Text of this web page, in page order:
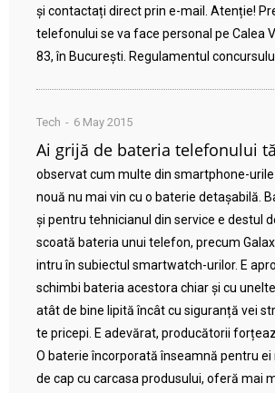
și contactați direct prin e-mail. Atenție!
telefonului se va face personal pe Calea
83, în București. Regulamentul
Tech 6 May 2015
Ai grijă de bateria telefonului
observat cum multe din smartphone-
nouă nu mai vin cu o baterie detașabilă.
și pentru tehnicianul din service e destul
scoată bateria unui telefon, precum
intru în subiectul smartwatch-urilor. E
schimbi bateria acestora chiar și cu
atât de bine lipită încât cu siguranță vei
te pricepi. E adevărat, producătorii
O baterie încorporată înseamnă pentru
de cap cu carcasa produsului, oferă mai